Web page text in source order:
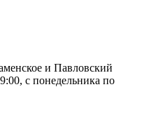
и Павловский
с понедельника по